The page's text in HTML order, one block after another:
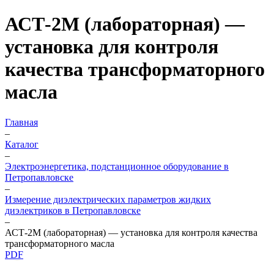
АСТ-2М (лабораторная) —
установка для контроля
качества трансформаторного
масла
Главная
–
Каталог
–
Электроэнергетика, подстанционное оборудование в
Петропавловске
–
Измерение диэлектрических параметров жидких
диэлектриков в Петропавловске
–
АСТ-2М (лабораторная) — установка для контроля качества
трансформаторного масла
PDF